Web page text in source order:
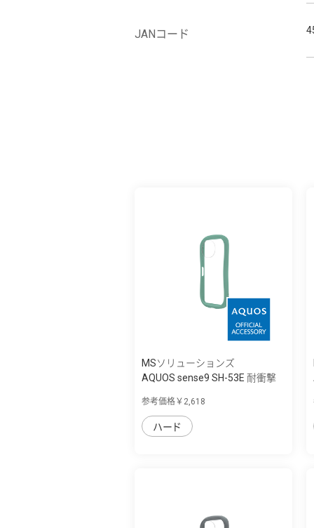
JANコード
MSソリューションズ
AQUOS sense9 SH-53E 耐衝撃
参考価格￥2,618
ハード